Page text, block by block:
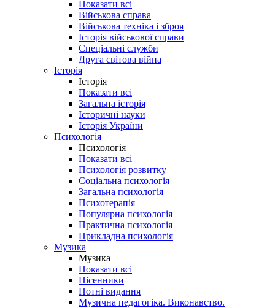
Показати всі
Військова справа
Військова техніка і зброя
Історія військової справи
Спеціальні служби
Друга світова війна
Історія
Історія
Показати всі
Загальна історія
Історичні науки
Історія України
Психологія
Психологія
Показати всі
Психологія розвитку
Соціальна психологія
Загальна психологія
Психотерапія
Популярна психологія
Практична психологія
Прикладна психологія
Музика
Музика
Показати всі
Пісенники
Нотні видання
Музична педагогіка. Виконавство.